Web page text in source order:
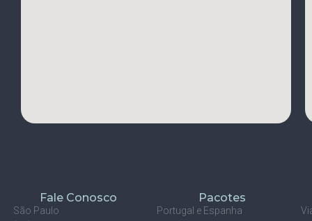
Fale Conosco
São Paulo
Pacotes
Portugal e Espanha